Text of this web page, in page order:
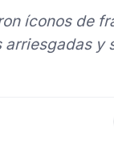
íconos de
y